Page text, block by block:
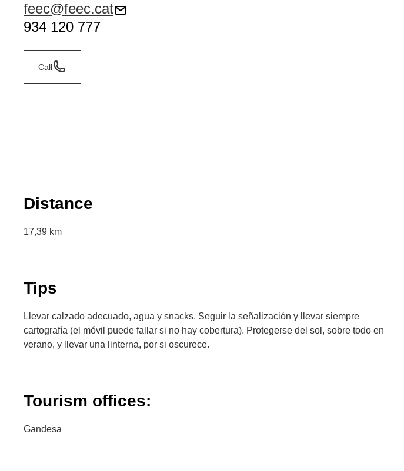
feec@feec.cat
934 120 777
Call
Distance
17,39 km
Tips
Llevar calzado adecuado, agua y snacks. Seguir la señalización y llevar siempre
cartografía (el móvil puede fallar si no hay cobertura). Protegerse del sol, sobre todo en
verano, y llevar una linterna, por si oscurece.
Tourism offices:
Gandesa